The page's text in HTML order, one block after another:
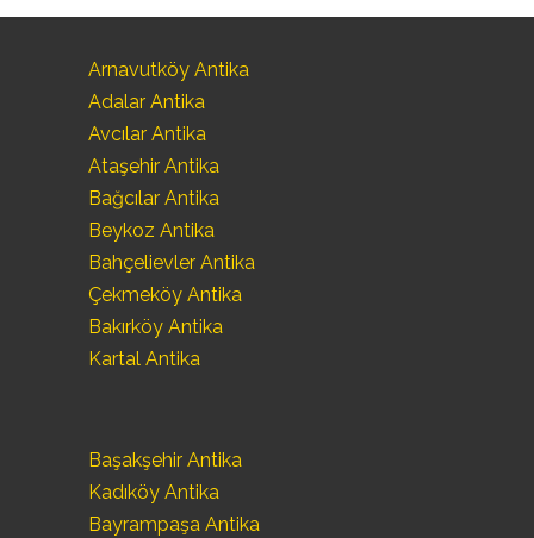
Arnavutköy Antika
Adalar Antika
Avcılar Antika
Ataşehir Antika
Bağcılar Antika
Beykoz Antika
Bahçelievler Antika
Çekmeköy Antika
Bakırköy Antika
Kartal Antika
Başakşehir Antika
Kadıköy Antika
Bayrampaşa Antika